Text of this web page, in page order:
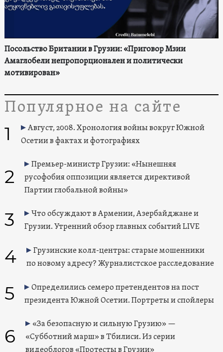
Посольство Британии в Грузии: «Приговор Мзии
Амаглобели непропорционален и политически
мотивирован»
Популярное на сайте
1
Август, 2008. Хронология войны вокруг Южной
Осетии в фактах и фотографиях
2
Премьер-министр Грузии: «Нынешняя
русофобия оппозиции является директивой
Партии глобальной войны»
3
Что обсуждают в Армении, Азербайджане и
Грузии. Утренний обзор главных событий LIVE
4
Грузинские колл-центры: старые мошенники
по новому адресу? Журналистское расследование
5
Определились семеро претендентов на пост
президента Южной Осетии. Портреты и спойлеры
6
«За безопасную и сильную Грузию» —
«Субботний марш» в Тбилиси. Из серии